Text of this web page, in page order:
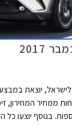
2017
ממחיר המחירון,
בנוסף יוצעו כל